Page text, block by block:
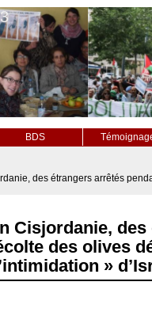
BDS
des étrangers arrêtés
Cisjordanie,
des olives
»